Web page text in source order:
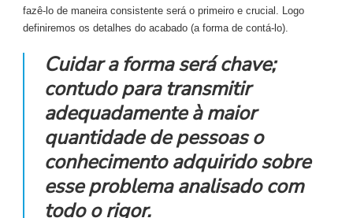
fazê-lo de maneira consistente será o primeiro e crucial. Logo
definiremos os detalhes do acabado (a forma de contá-lo).
Cuidar a forma será chave;
contudo para transmitir
adequadamente à maior
quantidade de pessoas o
conhecimento adquirido sobre
esse problema analisado com
todo o rigor.